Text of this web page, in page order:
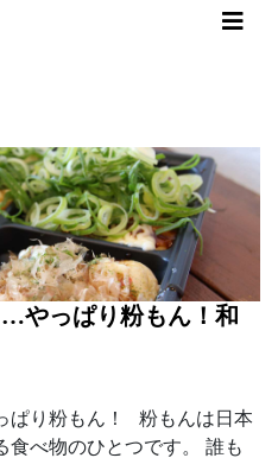
やっぱり粉もん！和
ぱり粉もん！ 粉もんは日本
食べ物のひとつです。 誰も